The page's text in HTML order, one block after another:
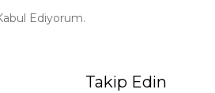
Ediyorum.
Takip Edin